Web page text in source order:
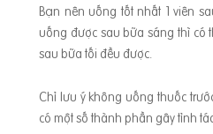
Bạn nên uống tốt nhất 1 viên
uống được sau bữa sáng thì có
sau bữa tối đều được.
Chỉ lưu ý không uống thuốc
có một số thành phần gây tỉnh